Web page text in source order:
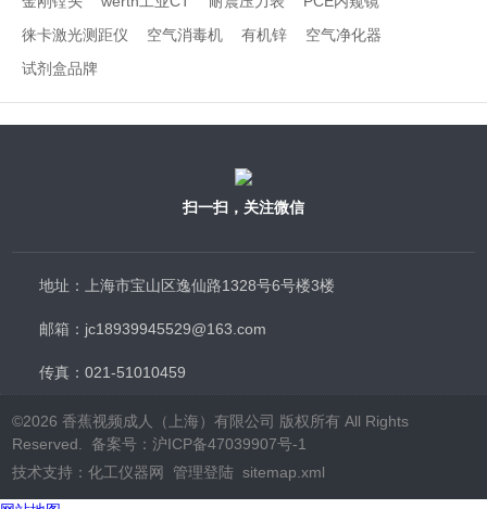
徕卡激光测距仪
空气消毒机 有机锌
空气净化器
试剂盒品牌
扫一扫，关注微信
地址：上海市宝山区逸仙路1328号6号楼3楼
邮箱：jc18939945529@163.com
传真：021-51010459
©2026 香蕉视频成人（上海）有限公司 版权所有 All Rights
Reserved. 备案号：沪ICP备47039907号-1
技术支持：化工仪器网 管理登陆 sitemap.xml